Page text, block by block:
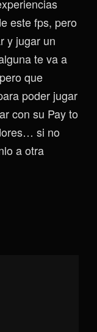
este fps, pero
y jugar un
te va a
que
poder jugar
con su Pay to
si no
a otra